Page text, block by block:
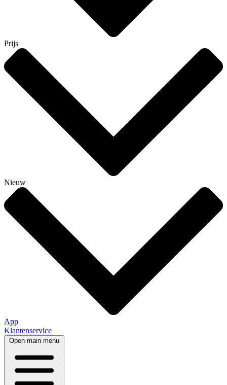
Prijs
Nieuw
App
Klantenservice
Open main menu